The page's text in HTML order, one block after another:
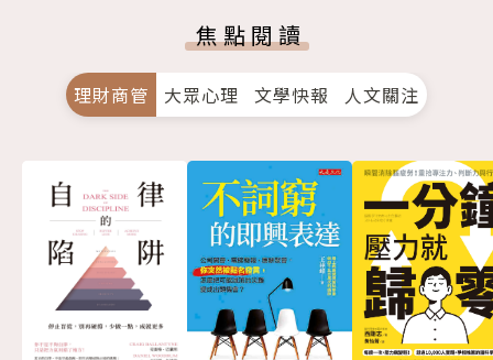
焦點閱讀
理財商管 大眾心理 文學快報 人文關注